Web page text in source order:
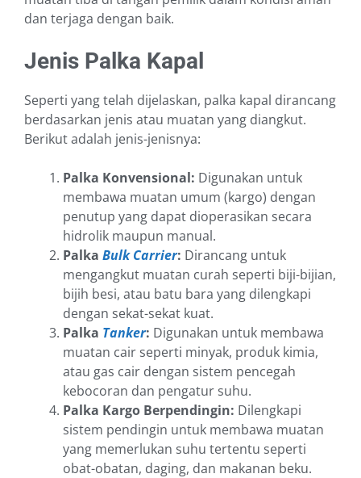
dan terjaga dengan baik.
Jenis Palka Kapal
Seperti yang telah dijelaskan, palka kapal dirancang
berdasarkan jenis atau muatan yang diangkut.
Berikut adalah jenis-jenisnya:
Palka Konvensional: Digunakan untuk
membawa muatan umum (kargo) dengan
penutup yang dapat dioperasikan secara
hidrolik maupun manual.
Palka Bulk Carrier: Dirancang untuk
mengangkut muatan curah seperti biji-bijian,
bijih besi, atau batu bara yang dilengkapi
dengan sekat-sekat kuat.
Palka Tanker: Digunakan untuk membawa
muatan cair seperti minyak, produk kimia,
atau gas cair dengan sistem pencegah
kebocoran dan pengatur suhu.
Palka Kargo Berpendingin: Dilengkapi
sistem pendingin untuk membawa muatan
yang memerlukan suhu tertentu seperti
obat-obatan, daging, dan makanan beku.